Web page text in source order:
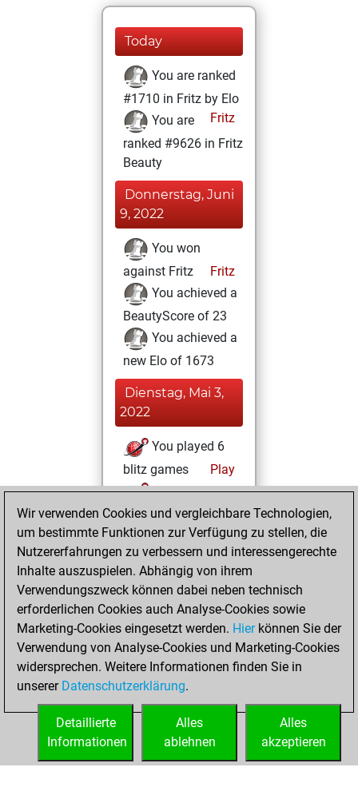
Today
You are ranked
#1710 in Fritz by Elo
Fritz
You are
ranked #9626 in Fritz
Beauty
Donnerstag, Juni
9, 2022
You won
against Fritz
Fritz
You achieved a
BeautyScore of 23
You achieved a
new Elo of 1673
Dienstag, Mai 3,
2022
You played 6
blitz games
Play
You scored +0
=1 -5 in blitz
You played 12
bullet games
You scored +2
=1 -9 in bullet
Dienstag, Juni 15,
2021
You created
your Fritz account
Wir verwenden Cookies und vergleichbare Technologien,
um bestimmte Funktionen zur Verfügung zu stellen, die
Nutzererfahrungen zu verbessern und interessengerechte
Inhalte auszuspielen. Abhängig von ihrem
Verwendungszweck können dabei neben technisch
erforderlichen Cookies auch Analyse-Cookies sowie
Marketing-Cookies eingesetzt werden. Hierkönnen Sie der
Verwendung von Analyse-Cookies und Marketing-Cookies
widersprechen. Weitere Informationen finden Sie in
unserer Datenschutzerklärung.
Alles
akzeptieren
Alles
ablehnen
Detaillierte
Informationen